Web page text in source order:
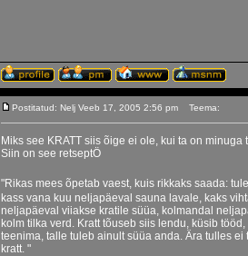
Postitatud: Nelj Veeb 17, 2005 2:56 pm Teema:
Miks see KRATT siis õige ei ole, kui ta on
Siin on see retseptÖ
"Rikas mees õpetab vaest, kuis rikkaks saada:
kass vana kuu neljapäeval sauna lavale, kaks
neljapäeval viiakse kratile süüa, kolmandal
kolm tilka verd. Kratt tõuseb siis lendu, küsib
teenima, talle tuleb ainult süüa anda. Ära tulles
kratt. "